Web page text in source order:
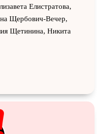
Елистратова,
Щербович-Вечер,
Щетинина, Никита